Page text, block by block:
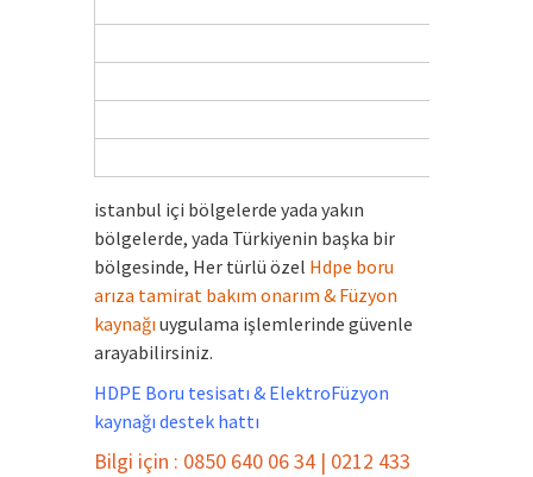
istanbul içi bölgelerde yada yakın
bölgelerde, yada Türkiyenin başka bir
bölgesinde, Her türlü özel Hdpe boru
arıza tamirat bakım onarım & Füzyon
kaynağıuygulama işlemlerinde güvenle
arayabilirsiniz.
HDPE Boru tesisatı & ElektroFüzyon
kaynağı destek hattı
Bilgi için : 0850 640 06 34 | 0212 433